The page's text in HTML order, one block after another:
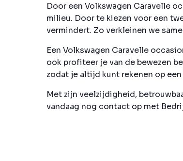
Door een Volkswagen Caravelle
milieu. Door te kiezen voor een
vermindert. Zo verkleinen we
Een Volkswagen Caravelle
ook profiteer je van de bewezen
zodat je altijd kunt rekenen op
Met zijn veelzijdigheid,
vandaag nog contact op met